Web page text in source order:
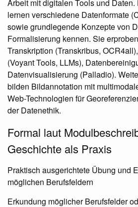
Arbeit mit digitalen Tools und
lernen verschiedene Datenformate
sowie grundlegende Konzepte von
Formalisierung kennen. Sie
Transkription (Transkribus,
(Voyant Tools, LLMs),
Datenvisualisierung (Palladio).
bilden Bildannotation mit
Web-Technologien für
der Datenethik.
Formal laut
Geschichte als Praxis
Praktisch ausgerichtete Übung und
möglichen Berufsfeldern
Erkundung möglicher Berufsfelder